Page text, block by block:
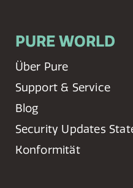
PURE WORLD
Über Pure
Support & Service
Blog
Security Updates
Konformität